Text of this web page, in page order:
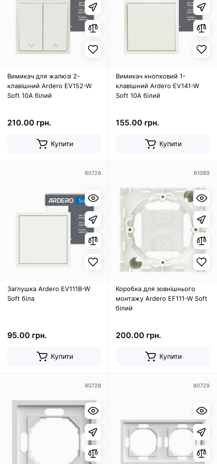
Вимикач для жалюзі 2-
клавішний Ardero EV152-W
Soft 10А білий
210.00 грн.
Купити
Вимикач кнопковий 1-
клавішний Ardero EV141-W
Soft 10А білий
155.00 грн.
Купити
80726
Заглушка Ardero EV111B-W
Soft біла
95.00 грн.
Купити
81089
Коробка для зовнішнього
монтажу Ardero EF111-W Soft
білий
200.00 грн.
Купити
80728 80729